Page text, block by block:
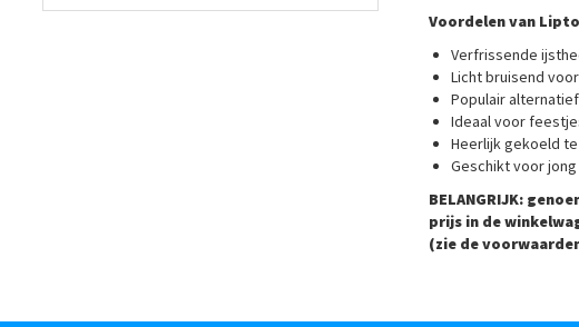
Voordelen van
Verfrissende
Licht bruisend
Populair
Ideaal voor
Heerlijk gekoeld
Geschikt voor jong
BELANGRIJK:
prijs in de
(zie de